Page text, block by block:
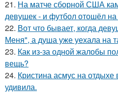
21. На матче сборной США
девушек - и футбол отошёл на
22. Вот что бывает, когда
Меня", а душа уже уехала на
23. Как из-за одной жалобы
вещь?
24. Кристина асмус на
удивила.